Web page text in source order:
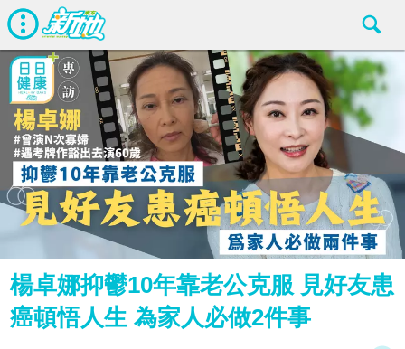
楊卓娜抑鬱10年靠老公克服 見好友患
癌頓悟人生 為家人必做2件事